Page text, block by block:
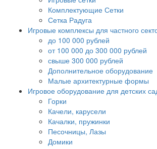
Комплектующие Сетки
Сетка Радуга
Игровые комплексы для частного
до 100 000 рублей
от 100 000 до 300 000 рублей
свыше 300 000 рублей
Дополнительное оборудование
Малые архитектурные формы
Игровое оборудование для детских
Горки
Качели, карусели
Качалки, пружинки
Песочницы, Лазы
Домики